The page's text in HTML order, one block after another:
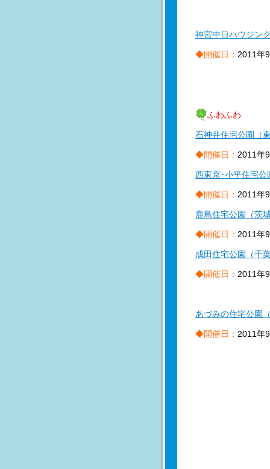
神宮中日ハウジン
◆開催日： 2011年
ふわふわ
石神井住宅公園（
◆開催日： 2011年
西東京･小平住宅公
◆開催日： 2011年
鹿島住宅公園（茨
◆開催日： 2011年
成田住宅公園（千
◆開催日： 2011年
あづみの住宅公園
◆開催日： 2011年